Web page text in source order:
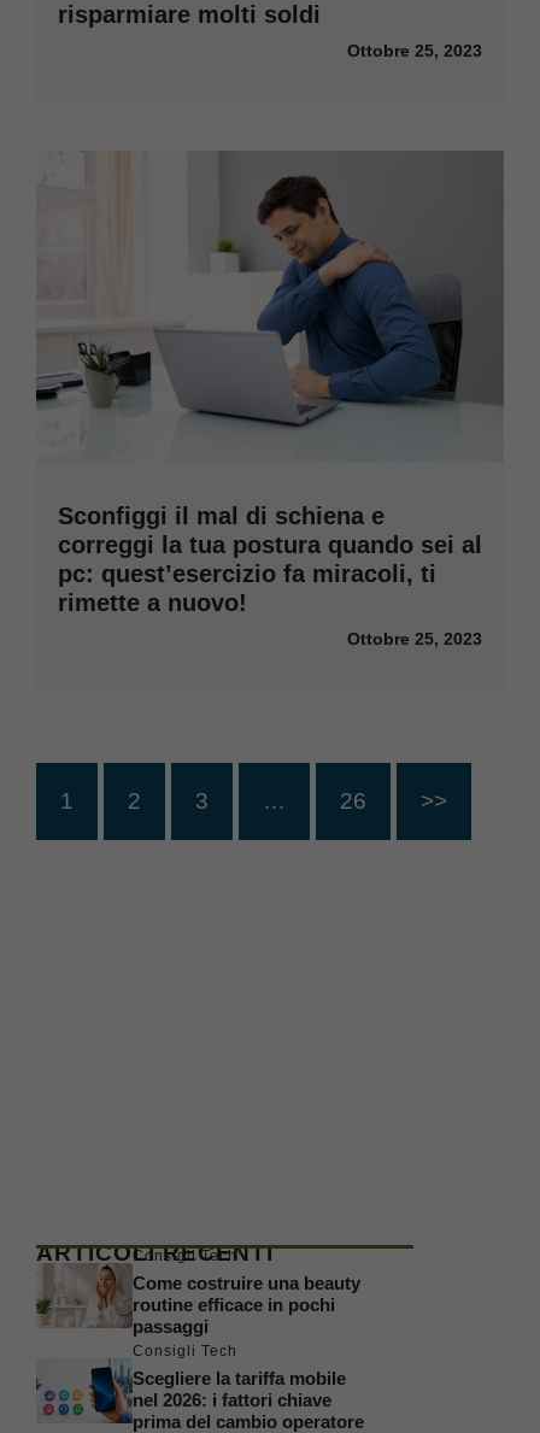
risparmiare molti soldi
Ottobre 25, 2023
Sconfiggi il mal di schiena e
correggi la tua postura quando sei al
pc: quest’esercizio fa miracoli, ti
rimette a nuovo!
Ottobre 25, 2023
1 2 3 … 26 >>
ARTICOLI RECENTI
Consigli Tech
Come costruire una beauty
routine efficace in pochi
passaggi
Consigli Tech
Scegliere la tariffa mobile
nel 2026: i fattori chiave
prima del cambio operatore